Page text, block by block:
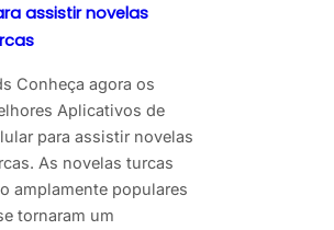
assistir novelas
Conheça agora os
Aplicativos de
para assistir novelas
As novelas turcas
amplamente populares
tornaram um